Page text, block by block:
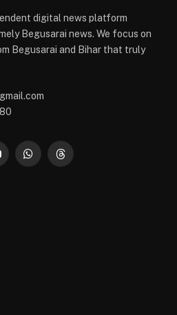
digital news platform
Begusarai news. We focus on
Begusarai and Bihar that truly
WhatsAppThreads